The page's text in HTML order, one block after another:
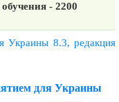
- 2200
Украины 8.3, редакция
для Украины